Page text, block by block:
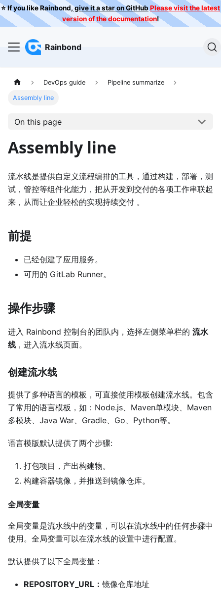
⭐️ If you like Rainbond,give it a star on GitHub Please visit the latest
version of the documentation!
Rainbond
DevOps guide Pipeline summarize
Assembly line
On this page
Assembly line
流水线是提供自定义流程编排的工具，通过构建，部署，测
试，管控等组件化能力，把从开发到交付的各项工作串联起
来，从而让企业轻松的实现持续交付 。
前提
已经创建了应用服务。
可用的 GitLab Runner。
操作步骤
进入 Rainbond 控制台的团队内，选择左侧菜单栏的 流水
线 ，进入流水线页面。
创建流水线
提供了多种语言的模板，可直接使用模板创建流水线。包含
了常用的语言模板，如：Node.js、Maven单模块、Maven
多模块、Java War、Gradle、Go、Python等。
语言模版默认提供了两个步骤:
打包项目，产出构建物。
构建容器镜像，并推送到镜像仓库。
全局变量
全局变量是流水线中的变量，可以在流水线中的任何步骤中
使用。全局变量可以在流水线的设置中进行配置。
默认提供了以下全局变量：
REPOSITORY_URL： 镜像仓库地址